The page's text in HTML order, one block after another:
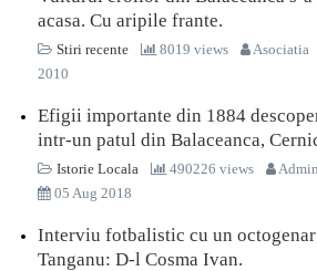
acasa. Cu aripile frante.
Stiri recente 8019 views Asociatia
2010
Efigii importante din 1884
intr-un patul din Balaceanca,
Istorie Locala 490226 views
05 Aug 2018
Interviu fotbalistic cu un
Tanganu: D-l Cosma Ivan.